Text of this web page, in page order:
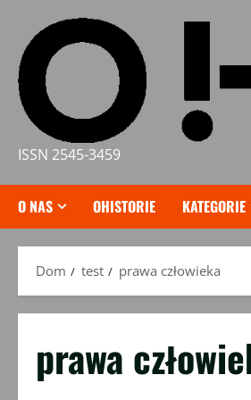
treści
ISSN 2545-3459
O NAS OHISTORIE KATEGORIE
Dom test prawa człowieka
prawa